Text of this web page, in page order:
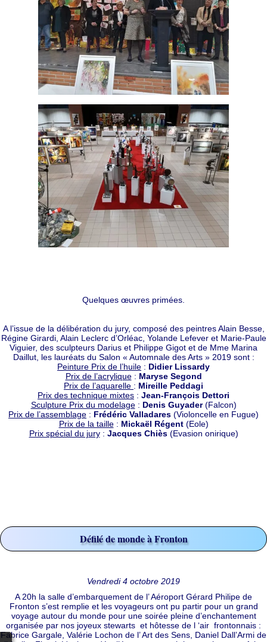
Quelques œuvres primées.
A l’issue de la délibération du jury, composé des peintres Alain Besse,
Régine Girardi, Alain Leclerc d’Orléac, Yolande Lefever et Marie-Paule
Viguier, des sculpteurs Darius et Philippe Gigot et de Mme Marina
Daillut, les lauréats du Salon « Automnale des Arts » 2019 sont :
Peinture Prix de l’huile : Didier Lissardy
Prix de l’acrylique: Maryse Segond
Prix de l’aquarelle : Mireille Peddagi
Prix des technique mixtes : Jean-François Dettori
Sculpture Prix du modelage: Denis Guyader(Falcon)
Prix de l’assemblage : Frédéric Valladares (Violoncelle en Fugue)
Prix de la taille: Mickaël Régent(Eole)
Prix spécial du jury: Jacques Chiès(Evasion onirique)
Défilé de monde à Fronton
Vendredi 4 octobre 2019
A 20h la salle d’embarquement de l’ Aéroport Gérard Philipe de
Fronton s’est remplie et les voyageurs ont pu partir pour un grand
voyage autour du monde pour une soirée pleine d’enchantement
organisée par nos joyeux stewarts et hôtesse de l ‘air frontonnais :
Fabrice Gargale, Valérie Lochon de l’ Art des Sens, Daniel Dall’Armi de